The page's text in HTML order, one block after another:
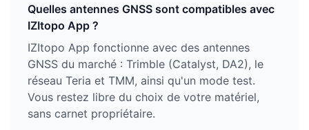
Quelles antennes GNSS sont compatibles avec
IZItopo App ?
IZItopo App fonctionne avec des antennes
GNSS du marché : Trimble (Catalyst, DA2), le
réseau Teria et TMM, ainsi qu'un mode test.
Vous restez libre du choix de votre matériel,
sans carnet propriétaire.